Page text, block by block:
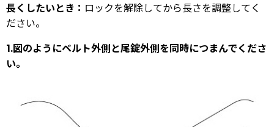
長くしたいとき： ロックを解除してから長さを調整してく
ださい。
1.図のようにベルト外側と尾錠外側を同時につまんでくださ
い。